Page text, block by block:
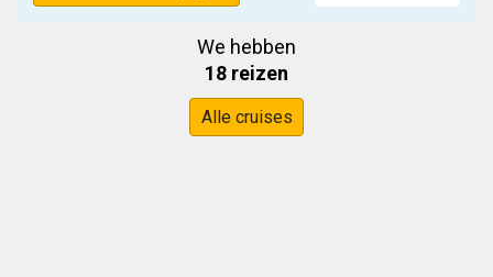
We hebben
18 reizen
Alle cruises